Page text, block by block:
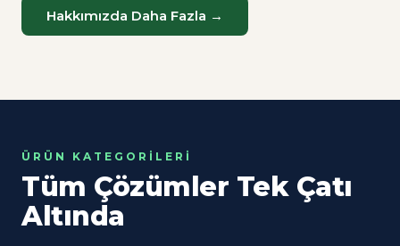
Hakkımızda Daha Fazla →
ÜRÜN KATEGORILERI
Tüm Çözümler Tek Çatı
Altında